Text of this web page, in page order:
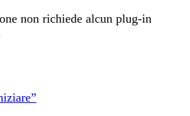
non richiede alcun plug-in